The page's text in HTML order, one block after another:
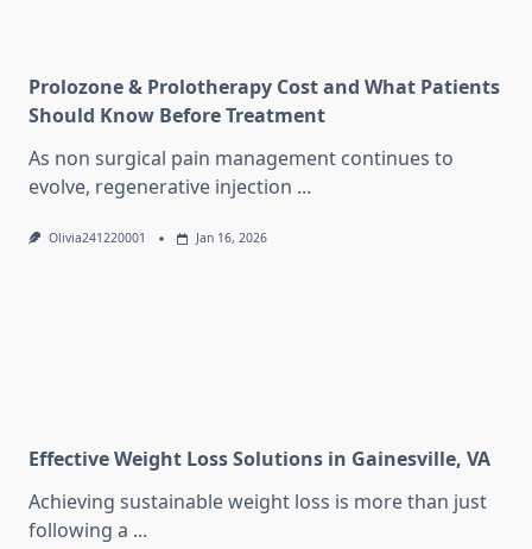
Prolozone & Prolotherapy Cost and What Patients
Should Know Before Treatment
As non surgical pain management continues to
evolve, regenerative injection ...
Olivia241220001 Jan 16, 2026
Effective Weight Loss Solutions in Gainesville, VA
Achieving sustainable weight loss is more than just
following a ...